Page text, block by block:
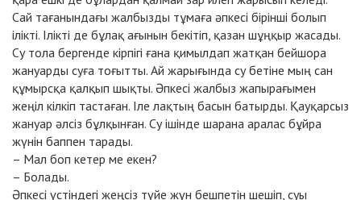
Сай тағанындағы жалбызды тұмаға әпкесі бірінші болып
ілікті. Ілікті де бұлақ ағынын бекітіп, қазан шұңқыр жасады.
Су тола бергенде кірпігі ғана қимылдап жатқан бейшора
жануарды суға тоғытты. Ай жарығында су бетіне мың сан
құмырсқа қалқып шықты. Әпкесі жалбыз жапырағымен
жеңіл кілкіп тастаған. Іле лақтың басын батырды. Қауқарсыз
жануар әлсіз бұлқынған. Су ішінде шарана аралас бұйра
жүнін баппен тарады.
– Мал боп кетер ме екен?
– Болады.
Әпкесі үстіндегі жеңсіз түйе жүн бешпетін шешіп, суы